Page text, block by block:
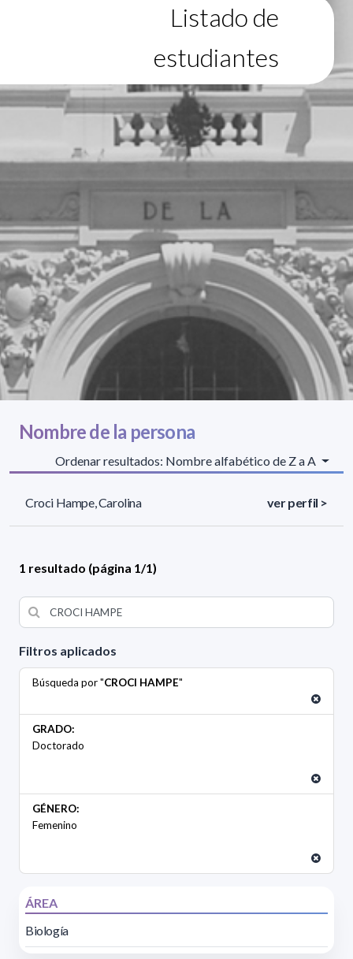
Listado de
estudiantes
Filtros aplicados
Búsqueda por "CROCI HAMPE"
GRADO:
Doctorado
GÉNERO:
Femenino
ÁREA
Biología
Nombre de la persona
Ordenar resultados: Nombre alfabético de Z a A
Croci Hampe, Carolina ver perfil >
1 resultado (página 1/1)